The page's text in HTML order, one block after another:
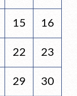
15 16
22 23
29 30